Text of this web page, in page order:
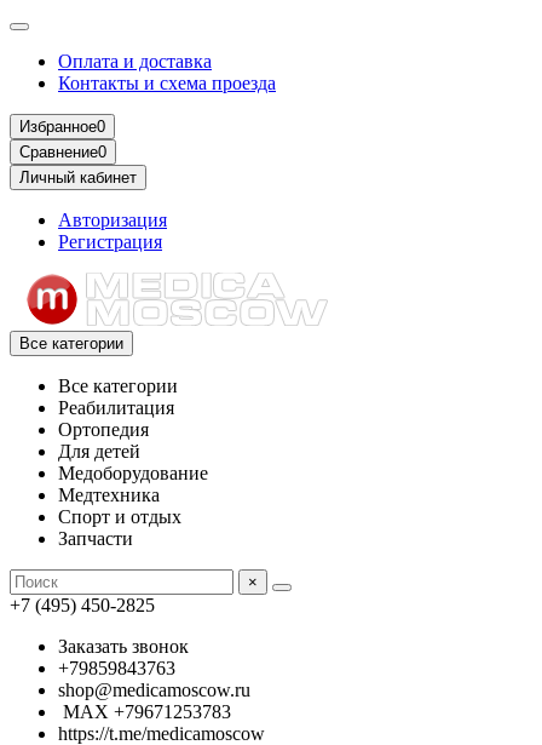
Оплата и доставка
Контакты и схема проезда
Избранное0
Сравнение0
Личный кабинет
Авторизация
Регистрация
Все категории
Все категории
Реабилитация
Ортопедия
Для детей
Медоборудование
Mедтехника
Спорт и отдых
Запчасти
×
+7 (495) 450-2825
Заказать звонок
+79859843763
shop@medicamoscow.ru
MAX +79671253783
https://t.me/medicamoscow